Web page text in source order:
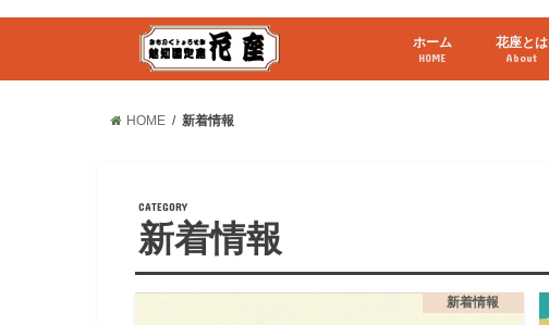
ホーム
HOME
花座とは
About
HOME 新着情報
新着情報
新着情報